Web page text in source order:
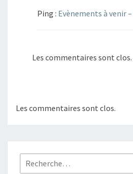
Ping : Evènements à venir
Les commentaires sont clos.
Les commentaires sont clos.
Rechercher :